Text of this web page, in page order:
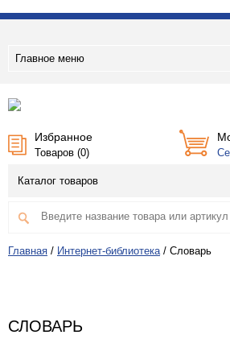
Главное меню
Избранное
Товаров (0)
Каталог товаров
Главная / Интернет-библиотека / Словарь
СЛОВАРЬ